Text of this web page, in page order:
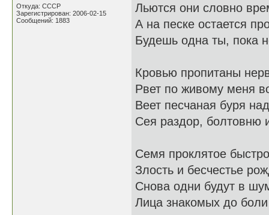
Откуда: СССР
Зарегистрирован: 2006-02-15
Сообщений: 1883
Льются они словно
А на песке остается
Будешь одна ты, пока
Кровью пропитаны
Рвет по живому меня
Веет песчаная буря
Сея раздор, болтовню
Семя проклятое
Злость и бесчестье
Снова одни будут в
Лица знакомых до